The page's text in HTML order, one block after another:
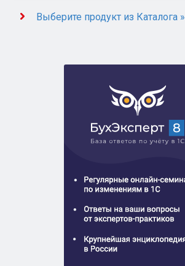
Выберите продукт из Каталога »